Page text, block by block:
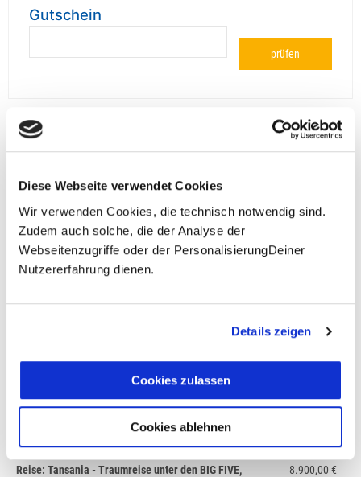
Diese Webseite verwendet Cookies
Wir verwenden Cookies, die technisch notwendig sind.
Zudem auch solche, die der Analyse der
Webseitenzugriffe oder der PersonalisierungDeiner
Nutzererfahrung dienen.
Details zeigen
Cookies zulassen
Cookies ablehnen
Gutschein
prüfen
nach Reise) bei Buchung entweder den halben, einen
reduzierten oder den gesamten Einzelzimmerzuschlag.
Finden wir eine/n Partner/in, dann erhältst Du den
Zuschlag zurück.
Unsere Reisen und Seminare sind nicht barrierefrei.
+49 (0)711 - 6583 80 80
8.900,00 €
Reise: Tansania - Traumreise unter den BIG FIVE,